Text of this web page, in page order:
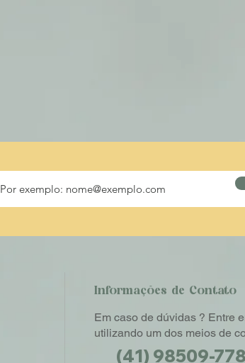
Informações de Contato
Em caso de dúvidas ? Entre
utilizando um dos meios de
(41) 98509-